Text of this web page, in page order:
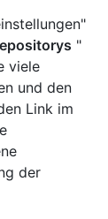
"
viele
und den
Link im
der